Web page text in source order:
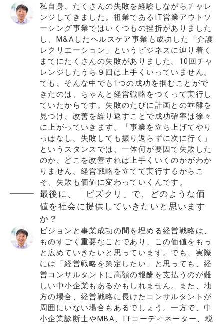
私自身、たくさんの失敗を経験しながらチャレ
ンジしてきました。祖業であるIT営業アウトソ
ーシング事業ではいくつもの挫折がありました
し、M&Aしたヘルスケア事業も成功した「介護
レクリエーション」というビジネスに辿り着く
までにたくさんの失敗がありました。10回チャ
レンジしたうち９回は上手くいっていません。
でも、そんな中でも1つの成功を掴むことがで
きたのは、ちゃんと経営戦略をつくって実行し
ていたからです。失敗のたびに計画との乖離を
見つけ、改善を繰り返すことで成功確率は徐々
に上がっていきます。「事業を立ち上げてやり
っぱなし。失敗しても振り返らずに次に行く」
というスタンスでは、一体何が要因で失敗した
のか、どこを改善すれば上手くいくのかがわか
りません。経営戦略を立てて実行するからこ
そ、失敗も価値に変わっていくんです。
最後に、「ビズクリ」で、どのような価
値を社会に提供していきたいと思います
か？
ビジョンと事業成功の間を埋める経営戦略は、
ものすごく重要なことであり、この価値をもっ
と広めていきたいと思っています。でも、実際
には「経営戦略を策定したい」と思っても、経
営コンサルタントに高額の報酬を支払うのが難
しい中小企業もあるかもしれません。また、地
方の場合、経営戦略に長けたコンサルタントが
周囲にいない場合もあるでしょう。一方で、中
小企業診断士やMBA、ITコーディネーター、税